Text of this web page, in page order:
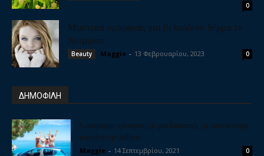
0
Μυστικά ομορφιάς για βελούδινο δέρμα το
Χειμώνα
Beauty Maggie - 13 Φεβρουαρίου, 2023 0
ΔΗΜΟΦΙΛΗ
5 υπέροχοι προορισμοί για διακοπές με αυτοκίνητο
κοντά στην Αθήνα
Maggie - 14 Σεπτεμβρίου, 2021 0